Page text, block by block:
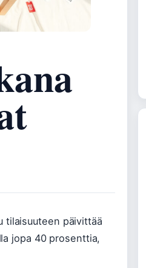
tilaisuuteen päivittää
jopa 40 prosenttia,